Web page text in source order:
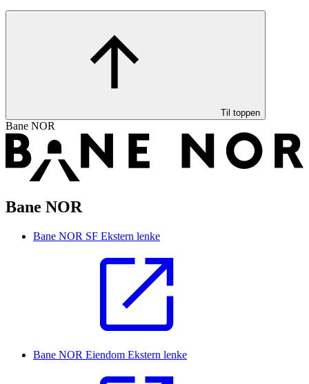
Til toppen
Bane NOR
Bane NOR
Bane NOR SF Ekstern lenke
Bane NOR Eiendom Ekstern lenke